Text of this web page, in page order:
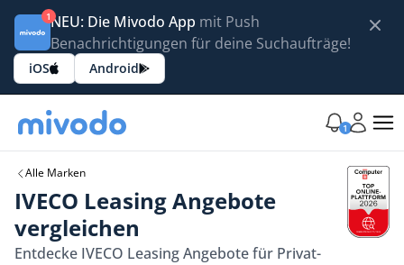
1NEU: Die Mivodo App mit Push
Benachrichtigungen für deine Suchaufträge!
iOS Android
1
Alle Marken
IVECO Leasing Angebote
vergleichen
Entdecke IVECO Leasing Angebote für Privat-